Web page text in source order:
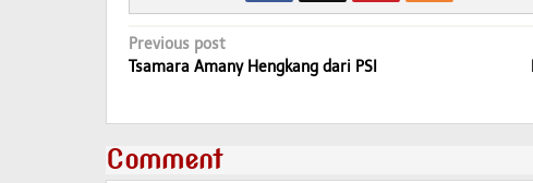
Post
navigation
Previous post
Tsamara Amany Hengkang dari PSI
Comment